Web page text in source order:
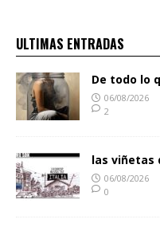
ULTIMAS ENTRADAS
De todo lo
06/08/2026
2
las viñetas
06/08/2026
0